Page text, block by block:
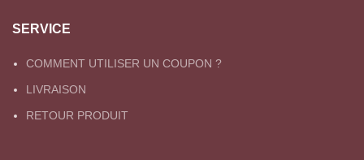
SERVICE
COMMENT UTILISER UN COUPON ?
LIVRAISON
RETOUR PRODUIT